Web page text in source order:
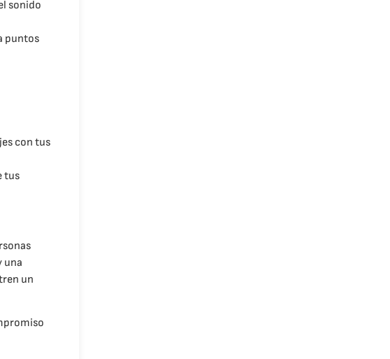
sonido
puntos
con tus
tus
una
un